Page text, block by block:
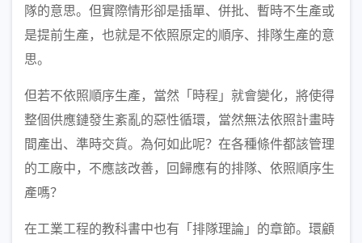
隊的意思。但實際情形卻是插單、併批、暫時不生產或
是提前生產，也就是不依照原定的順序、排隊生產的意
思。
但若不依照順序生產，當然「時程」就會變化，將使得
整個供應鏈發生紊亂的惡性循環，當然無法依照計畫時
間產出、準時交貨。為何如此呢？在各種條件都該管理
的工廠中，不應該改善，回歸應有的排隊、依照順序生
產嗎？
在工業工程的教科書中也有「排隊理論」的章節。環顧